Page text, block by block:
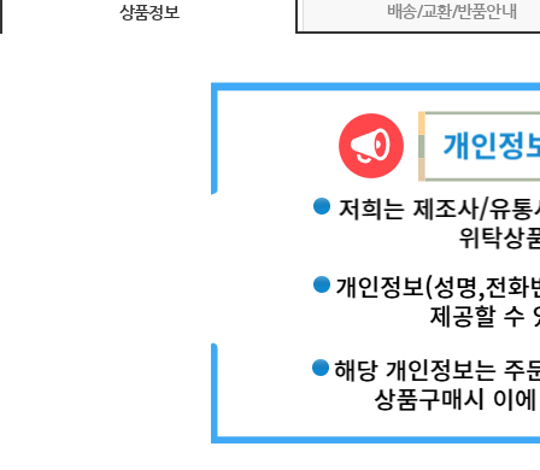
상품정보 배송/교환/반품안내